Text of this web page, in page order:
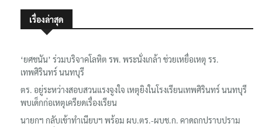
เรื่องล่าสุด
‘ยศชนัน’ ร่วมบริจาคโลหิต รพ. พระนั่งเกล้า ช่วยเหยื่อเหตุ รร.
เทพศิรินทร์ นนทบุรี
ตร. อยู่ระหว่างสอบสวนแรงจูงใจ เหตุยิงในโรงเรียนเทพศิรินทร์ นนทบุรี
พบเด็กก่อเหตุเครียดเรื่องเรียน
นายกฯ กลับเข้าทำเนียบฯ พร้อม ผบ.ตร.-ผบช.ก. คาดถกปราบปราม